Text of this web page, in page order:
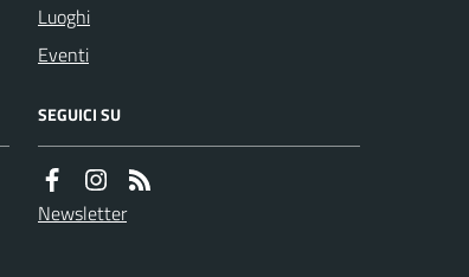
Luoghi
Eventi
SEGUICI SU
Newsletter